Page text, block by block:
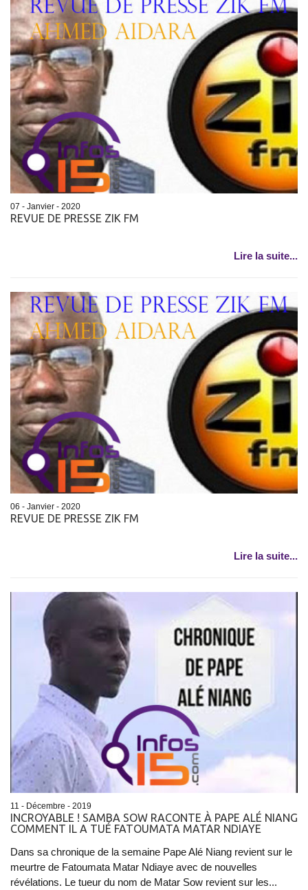
07 - Janvier - 2020
REVUE DE PRESSE ZIK FM
Lire la suite...
06 - Janvier - 2020
REVUE DE PRESSE ZIK FM
Lire la suite...
11 - Décembre - 2019
INCROYABLE ! SAMBA SOW RACONTE À PAPE ALÉ NIANG
COMMENT IL A TUÉ FATOUMATA MATAR NDIAYE
Dans sa chronique de la semaine Pape Alé Niang revient sur le
meurtre de Fatoumata Matar Ndiaye avec de nouvelles
révélations. Le tueur du nom de Matar Sow revient sur les...